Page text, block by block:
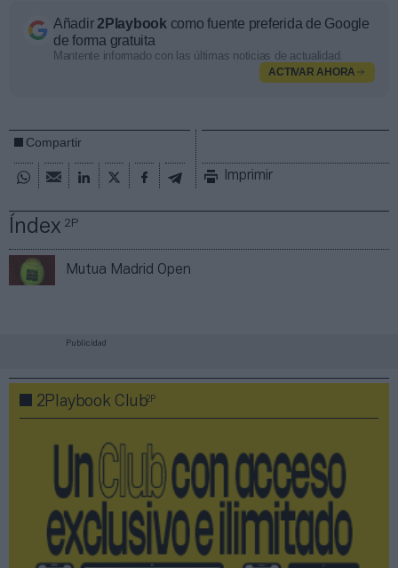
Índex2P
Mutua Madrid Open
Añadir2Playbook como fuente preferida de Google
de forma gratuita
Mantente informado con las últimas noticias de actualidad.
ACTIVAR AHORA
Compartir
Imprimir
Publicidad
2Playbook Club2P